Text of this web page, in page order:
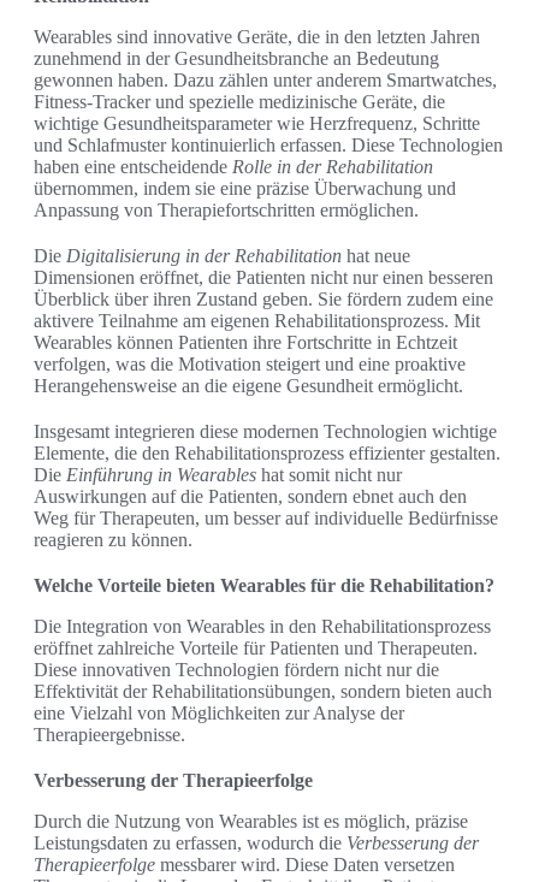
Wearables sind innovative Geräte, die in den letzten Jahren
zunehmend in der Gesundheitsbranche an Bedeutung
gewonnen haben. Dazu zählen unter anderem Smartwatches,
Fitness-Tracker und spezielle medizinische Geräte, die
wichtige Gesundheitsparameter wie Herzfrequenz, Schritte
und Schlafmuster kontinuierlich erfassen. Diese Technologien
haben eine entscheidende Rolle in der Rehabilitation
übernommen, indem sie eine präzise Überwachung und
Anpassung von Therapiefortschritten ermöglichen.
Die Digitalisierung in der Rehabilitation hat neue
Dimensionen eröffnet, die Patienten nicht nur einen besseren
Überblick über ihren Zustand geben. Sie fördern zudem eine
aktivere Teilnahme am eigenen Rehabilitationsprozess. Mit
Wearables können Patienten ihre Fortschritte in Echtzeit
verfolgen, was die Motivation steigert und eine proaktive
Herangehensweise an die eigene Gesundheit ermöglicht.
Insgesamt integrieren diese modernen Technologien wichtige
Elemente, die den Rehabilitationsprozess effizienter gestalten.
Die Einführung in Wearables hat somit nicht nur
Auswirkungen auf die Patienten, sondern ebnet auch den
Weg für Therapeuten, um besser auf individuelle Bedürfnisse
reagieren zu können.
Welche Vorteile bieten Wearables für die Rehabilitation?
Die Integration von Wearables in den Rehabilitationsprozess
eröffnet zahlreiche Vorteile für Patienten und Therapeuten.
Diese innovativen Technologien fördern nicht nur die
Effektivität der Rehabilitationsübungen, sondern bieten auch
eine Vielzahl von Möglichkeiten zur Analyse der
Therapieergebnisse.
Verbesserung der Therapieerfolge
Durch die Nutzung von Wearables ist es möglich, präzise
Leistungsdaten zu erfassen, wodurch die Verbesserung der
Therapieerfolge messbarer wird. Diese Daten versetzen